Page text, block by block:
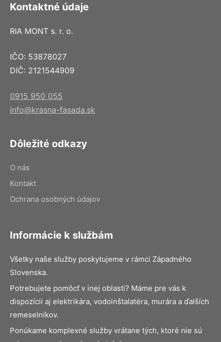
Kontaktné údaje
RIA MONT s. r. o.
IČO: 53878027
DIČ: 2121544909
0915 950 055
info@krasna-fasada.sk
Dôležité odkazy
O nás
Kontakt
Ochrana osobných údajov
Informácie k službám
Všetky naše služby poskytujeme v rámci Západného
Slovenska.
Potrebujete pomôcť v inej oblasti? Máme pre vás k
dispozícii aj elektrikára, vodoinštalatéra, murára a ďalších
remeselníkov.
Ponúkame komplexné služby vrátane tých, ktoré nie sú